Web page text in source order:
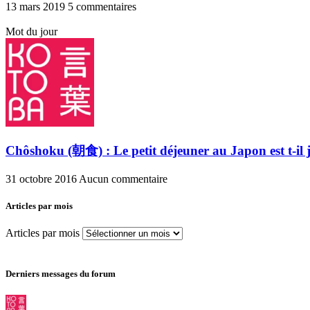
13 mars 2019 5 commentaires
Mot du jour
Chôshoku (朝食) : Le petit déjeuner au Japon est t-il
31 octobre 2016 Aucun commentaire
Articles par mois
Articles par mois
Derniers messages du forum